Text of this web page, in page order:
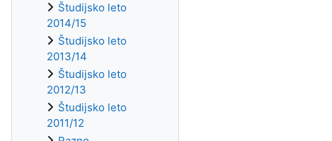
Študijsko leto
2014/15
Študijsko leto
2013/14
Študijsko leto
2012/13
Študijsko leto
2011/12